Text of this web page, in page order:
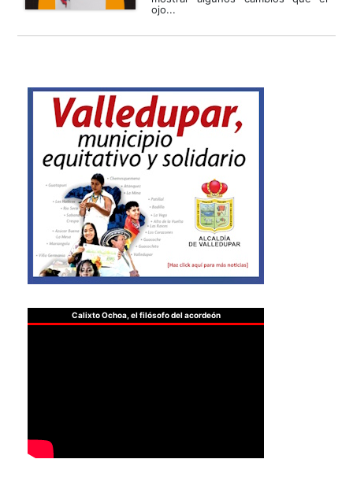
ojo...
Calixto Ochoa, el filósofo del acordeón